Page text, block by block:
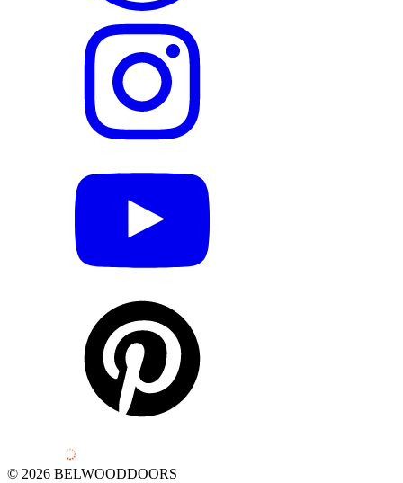
© 2026 BELWOODDOORS